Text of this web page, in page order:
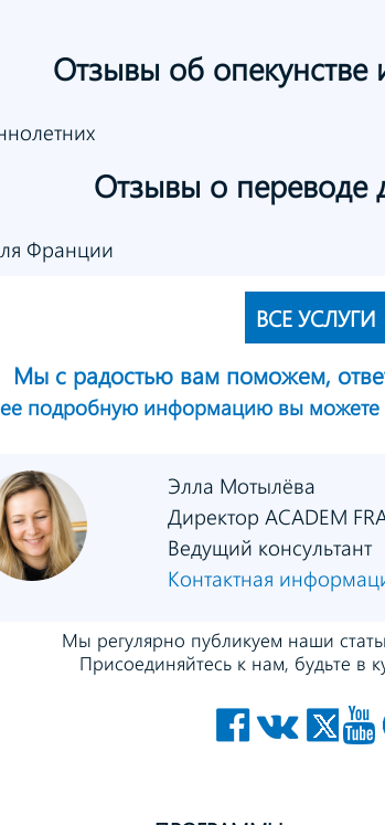
Отзывы об опекунстве
Отзывы о переводе
Франции
ВСЕ УСЛУГИ
Мы с радостью вам поможем,
подробную информацию вы можете
Элла Мотылёва
Директор ACADEM
Ведущий консультант
Контактная
Мы регулярно публикуем наши
Присоединяйтесь к нам, будьте в